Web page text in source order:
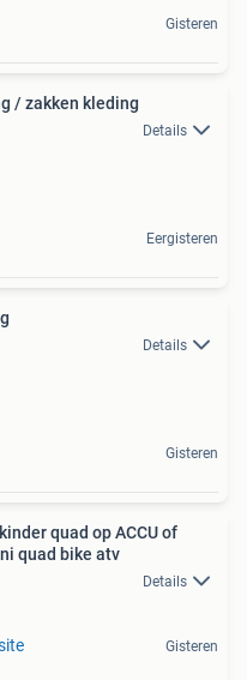
Gisteren
/ zakken kleding
Details
Eergisteren
Details
Gisteren
quad op ACCU of
quad bike atv
Details
Gisteren